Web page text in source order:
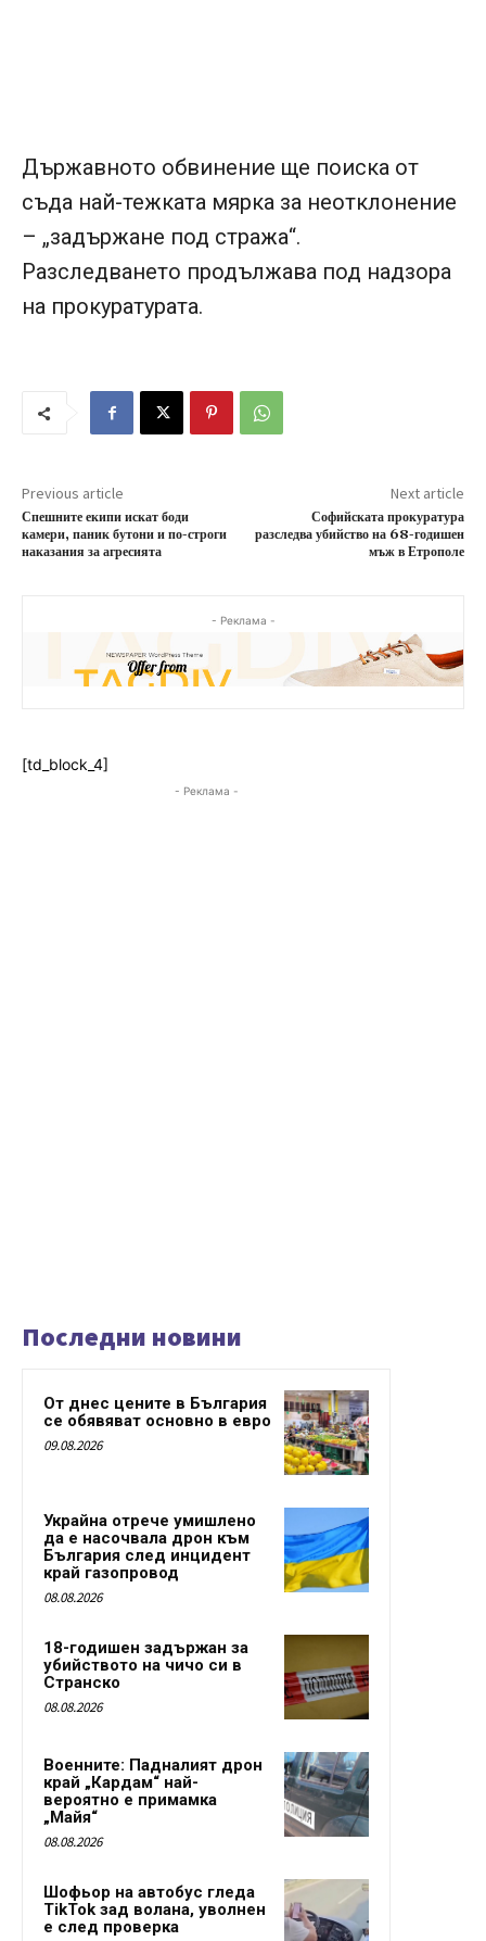
Държавното обвинение ще поиска от
съда най-тежката мярка за неотклонение
– „задържане под стража“.
Разследването продължава под надзора
на прокуратурата.
Previous article
Спешните екипи искат боди
камери, паник бутони и по-строги
наказания за агресията
Next article
Софийската прокуратура
разследва убийство на 68-годишен
мъж в Етрополе
- Реклама -
[td_block_4]
- Реклама -
Последни новини
От днес цените в България
се обявяват основно в евро
09.08.2026
Украйна отрече умишлено
да е насочвала дрон към
България след инцидент
край газопровод
08.08.2026
18-годишен задържан за
убийството на чичо си в
Странско
08.08.2026
Военните: Падналият дрон
край „Кардам“ най-
вероятно е примамка
„Майя“
08.08.2026
Шофьор на автобус гледа
TikTok зад волана, уволнен
е след проверка